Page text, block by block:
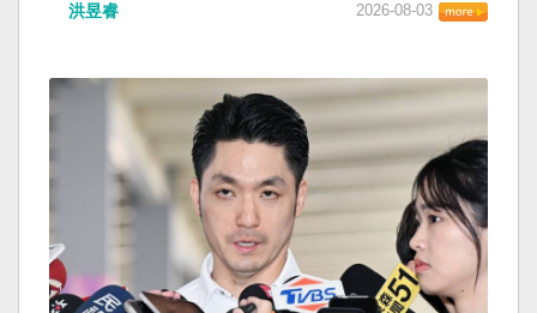
洪昱睿 2026-08-03